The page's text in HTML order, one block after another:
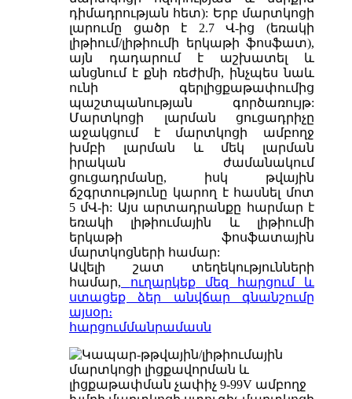
դիմադրության հետ): Երբ մարտկոցի
լարումը ցածր է 2.7 Վ-ից (եռակի
լիթիում/լիթիումի երկաթի ֆոսֆատ),
այն դադարում է աշխատել և
անցնում է քնի ռեժիմի, ինչպես նաև
ունի գերլիցքաթափումից
պաշտպանության գործառույթ:
Մարտկոցի լարման ցուցադրիչը
աջակցում է մարտկոցի ամբողջ
խմբի լարման և մեկ լարման
իրական ժամանակում
ցուցադրմանը, իսկ թվային
ճշգրտությունը կարող է հասնել մոտ
5 մՎ-ի: Այս արտադրանքը հարմար է
եռակի լիթիումային և լիթիումի
երկաթի ֆոսֆատային
մարտկոցների համար:
Ավելի շատ տեղեկությունների
համար,
ուղարկեք մեզ հարցում և
ստացեք ձեր անվճար գնանշումը
այսօր։
հարցումմանրամասն